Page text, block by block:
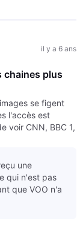
il y a 6 ans
chaines plus
se figent
l'accès est
voir CNN, BBC 1,
une
qui n'est pas
que VOO n'a